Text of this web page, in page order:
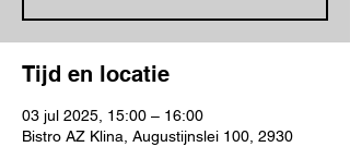
Tijd en locatie
03 jul 2025, 15:00 – 16:00
Bistro AZ Klina, Augustijnslei 100, 2930